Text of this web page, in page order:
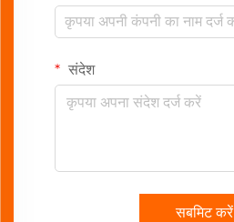
संदेश
सबमिट करें